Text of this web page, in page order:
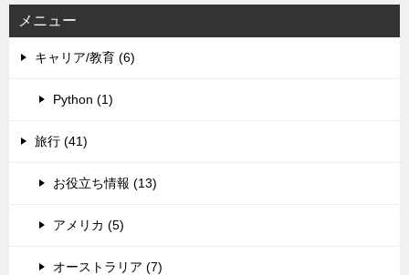
メニュー
キャリア/教育 (6)
Python (1)
旅行 (41)
お役立ち情報 (13)
アメリカ (5)
オーストラリア (7)